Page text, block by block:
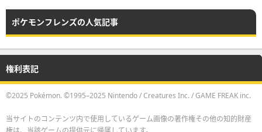
ポケモンフレンズの人気記事
権利表記
©2025 Pokémon. ©1995–2025 Nintendo / Creatures Inc. / GAME FREAK inc.
当サイトのコンテンツ内で使用しているゲーム画像の著作権その他の知的財産